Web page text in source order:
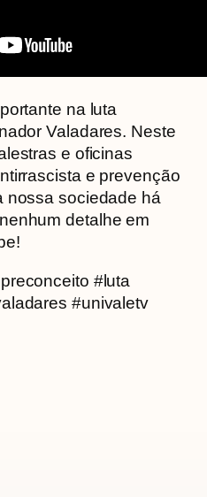
na luta
Valadares. Neste
e oficinas
e prevenção
nossa sociedade há
detalhe em
#luta
#univaletv